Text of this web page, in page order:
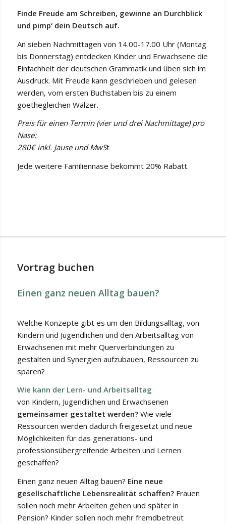
Finde Freude am Schreiben, gewinne an Durchblick
und pimp‘ dein Deutsch auf.
An sieben Nachmittagen von 14.00-17.00 Uhr (Montag
bis Donnerstag) entdecken Kinder und Erwachsene die
Einfachheit der deutschen Grammatik und üben sich im
Ausdruck. Mit Freude kann geschrieben und gelesen
werden, vom ersten Buchstaben bis zu einem
goethegleichen Wälzer.
Preis für einen Termin (vier und drei Nachmittage) pro
Nase:
280€ inkl. Jause und MwSt
Jede weitere Familiennase bekommt 20% Rabatt.
Vortrag buchen
Einen ganz neuen Alltag bauen?
Welche Konzepte gibt es um den Bildungsalltag, von
Kindern und Jugendlichen und den Arbeitsalltag von
Erwachsenen mit mehr Querverbindungen zu
gestalten und Synergien aufzubauen, Ressourcen zu
sparen?
Wie kann der Lern- und Arbeitsalltag
von Kindern, Jugendlichen und Erwachsenen
gemeinsamer gestaltet werden?Wie viele
Ressourcen werden dadurch freigesetzt und neue
Möglichkeiten für das generations- und
professionsübergreifende Arbeiten und Lernen
geschaffen?
Einen ganz neuen Alltag bauen? Eine neue
gesellschaftliche Lebensrealität schaffen? Frauen
sollen noch mehr Arbeiten gehen und später in
Pension? Kinder sollen noch mehr fremdbetreut